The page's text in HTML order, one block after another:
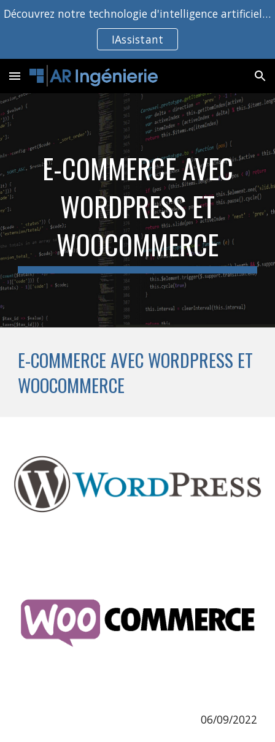
Skip to navigation
Découvrez notre technologie d'intelligence artificielle !
IAssistant
E-COMMERCE AVEC
WORDPRESS ET
WOOCOMMERCE
E-COMMERCE AVEC WORDPRESS ET
WOOCOMMERCE
06/09/2022